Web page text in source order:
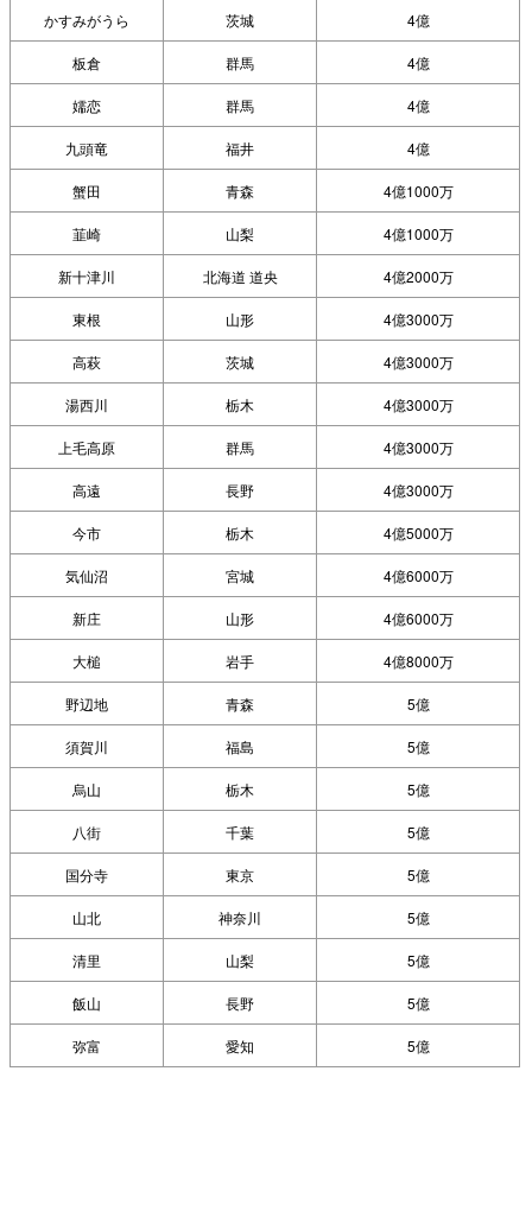
かすみがうら 茨城 4億
板倉 群馬 4億
嬬恋 群馬 4億
九頭竜 福井 4億
蟹田 青森 4億1000万
韮崎 山梨 4億1000万
新十津川 北海道 道央 4億2000万
東根 山形 4億3000万
高萩 茨城 4億3000万
湯西川 栃木 4億3000万
上毛高原 群馬 4億3000万
高遠 長野 4億3000万
今市 栃木 4億5000万
気仙沼 宮城 4億6000万
新庄 山形 4億6000万
大槌 岩手 4億8000万
野辺地 青森 5億
須賀川 福島 5億
烏山 栃木 5億
八街 千葉 5億
国分寺 東京 5億
山北 神奈川 5億
清里 山梨 5億
飯山 長野 5億
弥富 愛知 5億